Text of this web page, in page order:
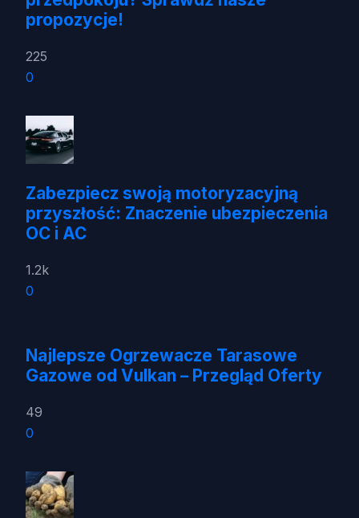
propozycje!
225
0
Zabezpiecz swoją motoryzacyjną
przyszłość: Znaczenie ubezpieczenia
OC i AC
1.2k
0
Najlepsze Ogrzewacze Tarasowe
Gazowe od Vulkan – Przegląd Oferty
49
0